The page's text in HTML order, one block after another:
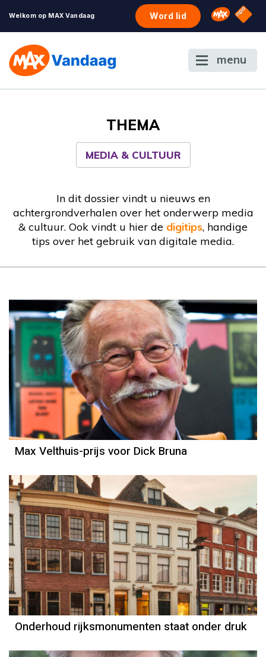
Welkom op MAX Vandaag Word lid Omroep
NPO
menu
THEMA
MEDIA & CULTUUR
In dit dossier vindt u nieuws en
achtergrondverhalen over het onderwerp media
& cultuur. Ook vindt u hier de digitips, handige
tips over het gebruik van digitale media.
Max Velthuis-prijs voor Dick Bruna
Onderhoud rijksmonumenten staat onder druk